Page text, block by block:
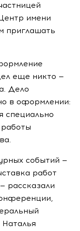
имени
приглашать
еще никто —
. Дело
в оформлении:
специально
событий —
работ
рассказали
,